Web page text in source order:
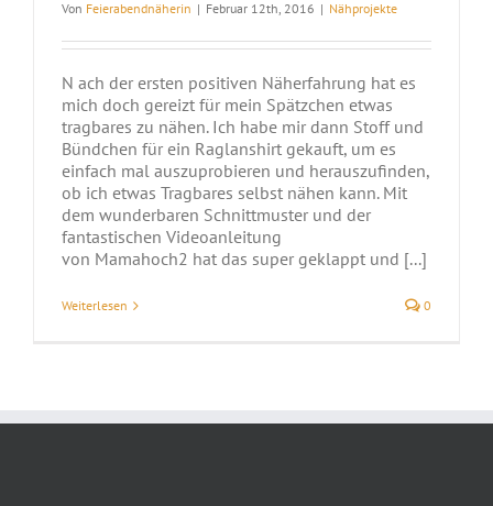
Von Feierabendnäherin | Februar 12th, 2016 | Nähprojekte
N ach der ersten positiven Näherfahrung hat es
mich doch gereizt für mein Spätzchen etwas
tragbares zu nähen. Ich habe mir dann Stoff und
Bündchen für ein Raglanshirt gekauft, um es
einfach mal auszuprobieren und herauszufinden,
ob ich etwas Tragbares selbst nähen kann. Mit
dem wunderbaren Schnittmuster und der
fantastischen Videoanleitung
von Mamahoch2 hat das super geklappt und [...]
Weiterlesen 0